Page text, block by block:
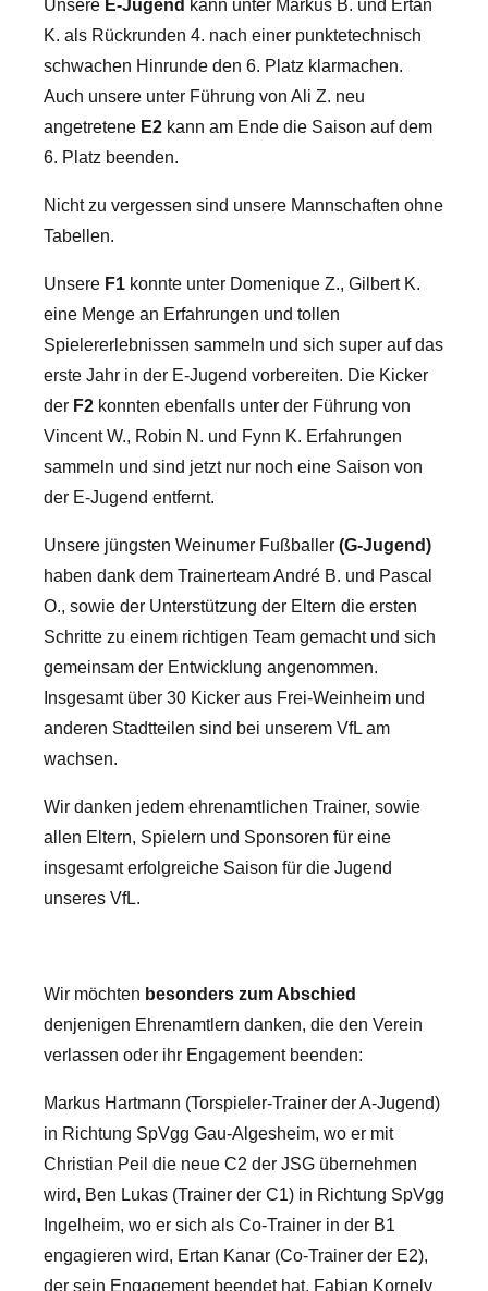
Unsere E-Jugend kann unter Markus B. und Ertan
K. als Rückrunden 4. nach einer punktetechnisch
schwachen Hinrunde den 6. Platz klarmachen.
Auch unsere unter Führung von Ali Z. neu
angetretene E2 kann am Ende die Saison auf dem
6. Platz beenden.
Nicht zu vergessen sind unsere Mannschaften ohne
Tabellen.
Unsere F1 konnte unter Domenique Z., Gilbert K.
eine Menge an Erfahrungen und tollen
Spielererlebnissen sammeln und sich super auf das
erste Jahr in der E-Jugend vorbereiten. Die Kicker
der F2 konnten ebenfalls unter der Führung von
Vincent W., Robin N. und Fynn K. Erfahrungen
sammeln und sind jetzt nur noch eine Saison von
der E-Jugend entfernt.
Unsere jüngsten Weinumer Fußballer (G-Jugend)
haben dank dem Trainerteam André B. und Pascal
O., sowie der Unterstützung der Eltern die ersten
Schritte zu einem richtigen Team gemacht und sich
gemeinsam der Entwicklung angenommen.
Insgesamt über 30 Kicker aus Frei-Weinheim und
anderen Stadtteilen sind bei unserem VfL am
wachsen.
Wir danken jedem ehrenamtlichen Trainer, sowie
allen Eltern, Spielern und Sponsoren für eine
insgesamt erfolgreiche Saison für die Jugend
unseres VfL.
Wir möchten besonders zum Abschied
denjenigen Ehrenamtlern danken, die den Verein
verlassen oder ihr Engagement beenden:
Markus Hartmann (Torspieler-Trainer der A-Jugend)
in Richtung SpVgg Gau-Algesheim, wo er mit
Christian Peil die neue C2 der JSG übernehmen
wird, Ben Lukas (Trainer der C1) in Richtung SpVgg
Ingelheim, wo er sich als Co-Trainer in der B1
engagieren wird, Ertan Kanar (Co-Trainer der E2),
der sein Engagement beendet hat, Fabian Kornely